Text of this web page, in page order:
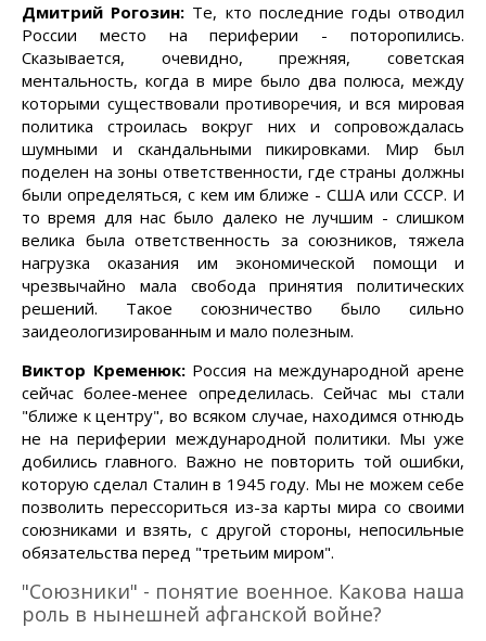
Дмитрий Рогозин: Те, кто последние годы отводил
России место на периферии - поторопились.
Сказывается, очевидно, прежняя, советская
ментальность, когда в мире было два полюса, между
которыми существовали противоречия, и вся мировая
политика строилась вокруг них и сопровождалась
шумными и скандальными пикировками. Мир был
поделен на зоны ответственности, где страны должны
были определяться, с кем им ближе - США или СССР. И
то время для нас было далеко не лучшим - слишком
велика была ответственность за союзников, тяжела
нагрузка оказания им экономической помощи и
чрезвычайно мала свобода принятия политических
решений. Такое союзничество было сильно
заидеологизированным и мало полезным.
Виктор Кременюк:Россия на международной арене
сейчас более-менее определилась. Сейчас мы стали
"ближе к центру", во всяком случае, находимся отнюдь
не на периферии международной политики. Мы уже
добились главного. Важно не повторить той ошибки,
которую сделал Сталин в 1945 году. Мы не можем себе
позволить перессориться из-за карты мира со своими
союзниками и взять, с другой стороны, непосильные
обязательства перед "третьим миром".
"Союзники" - понятие военное. Какова наша
роль в нынешней афганской войне?